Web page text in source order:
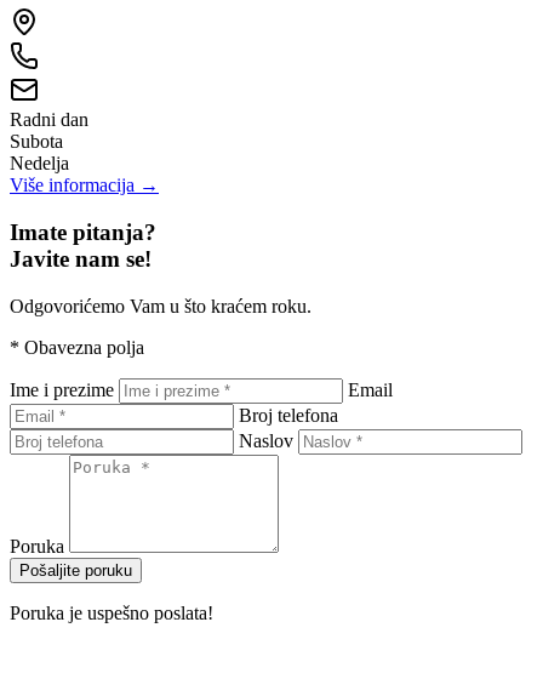
Radni dan
Subota
Nedelja
Više informacija →
Imate pitanja?
Javite nam se!
Odgovorićemo Vam u što kraćem roku.
* Obavezna polja
Ime i prezime
Email
Broj telefona
Naslov
Poruka
Pošaljite poruku
Poruka je uspešno poslata!